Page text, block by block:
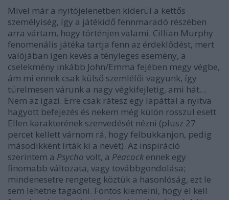
Mivel már a nyitójelenetben kiderül a kettős
személyiség, így a játékidő fennmaradó részében
arra vártam, hogy történjen valami. Cillian Murphy
fenomenális játéka tartja fenn az érdeklődést, mert
valójában igen kevés a tényleges esemény, a
cselekmény inkább John/Emma fejében megy végbe,
ám mi ennek csak külső szemlélői vagyunk, így
türelmesen várunk a nagy végkifejletig, ami hát…
Nem az igazi. Erre csak rátesz egy lapáttal a nyitva
hagyott befejezés és nekem még külön rosszul esett
Ellen karakterének szenvedését nézni (plusz 27
percet kellett várnom rá, hogy felbukkanjon, pedig
másodikként írták ki a nevét). Az inspiráció
szerintem a Psycho volt, a Peacock ennek egy
finomabb változata, vagy továbbgondolása;
mindenesetre rengeteg köztük a hasonlóság, ezt le
sem lehetne tagadni. Fontos kiemelni, hogy el kell